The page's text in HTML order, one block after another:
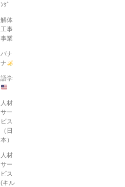
ﾝｸﾞ
解体
工事
事業
バナ
ナ
語学
人材
サー
ビス
（日
本）
人材
サー
ビス
(キル